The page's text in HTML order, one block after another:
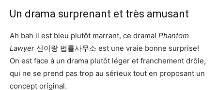
Un drama surprenant et très amusant
Ah bah il est bleu plutôt marrant, ce drama! Phantom
Lawyer 신이랑 법률사무소 est une vraie bonne surprise!
On est face à un drama plutôt léger et franchement drôle,
qui ne se prend pas trop au sérieux tout en proposant un
concept original.